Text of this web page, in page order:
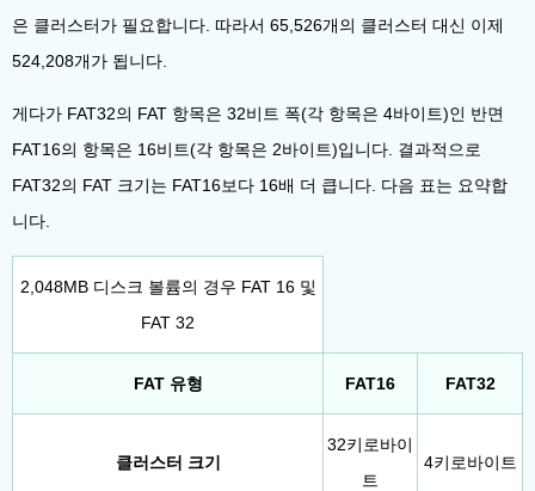
은 클러스터가 필요합니다. 따라서 65,526개의 클러스터 대신 이제
524,208개가 됩니다.
게다가 FAT32의 FAT 항목은 32비트 폭(각 항목은 4바이트)인 반면
FAT16의 항목은 16비트(각 항목은 2바이트)입니다. 결과적으로
FAT32의 FAT 크기는 FAT16보다 16배 더 큽니다. 다음 표는 요약합
니다.
2,048MB 디스크 볼륨의 경우 FAT 16 및
FAT 32
FAT 유형 FAT16 FAT32
클러스터 크기
32키로바이
트
4키로바이트